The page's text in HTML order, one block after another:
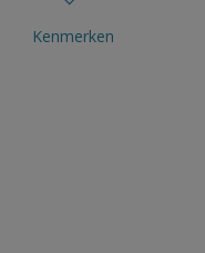
Kenmerken